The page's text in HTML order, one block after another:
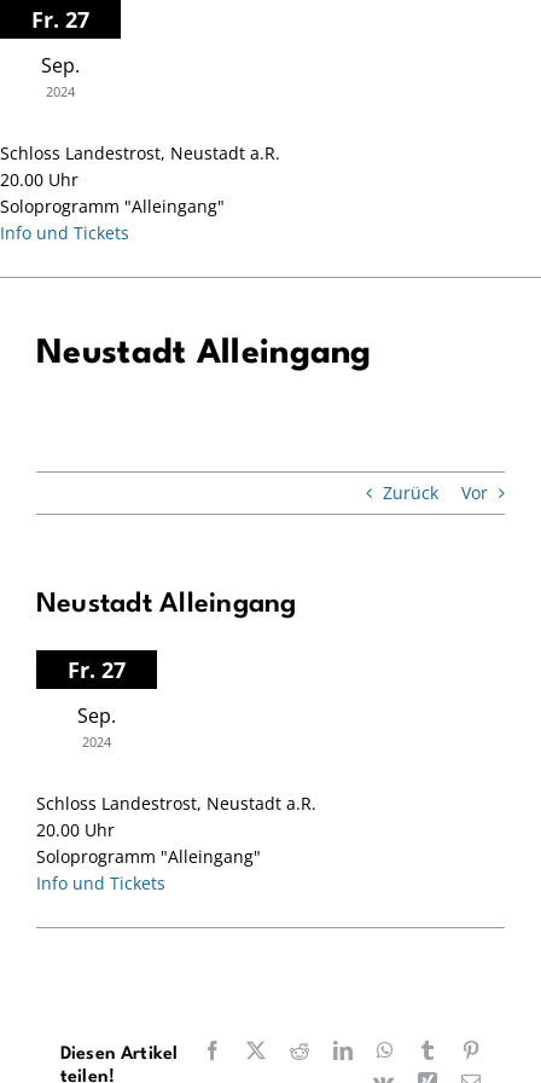
Zum
Inhalt
springen
Fr. 27
Sep.
2024
Schloss Landestrost, Neustadt a.R.
20.00 Uhr
Soloprogramm "Alleingang"
Info und Tickets
Neustadt Alleingang
Zurück Vor
Neustadt Alleingang
Fr. 27
Sep.
2024
Schloss Landestrost, Neustadt a.R.
20.00 Uhr
Soloprogramm "Alleingang"
Info und Tickets
Diesen Artikel
teilen!
Facebook RedditLinkedInWhatsApp
Tumblr